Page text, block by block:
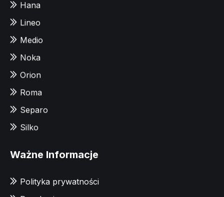
Hana
Lineo
Medio
Noka
Orion
Roma
Separo
Silko
Ważne Informacje
Polityka prywatności